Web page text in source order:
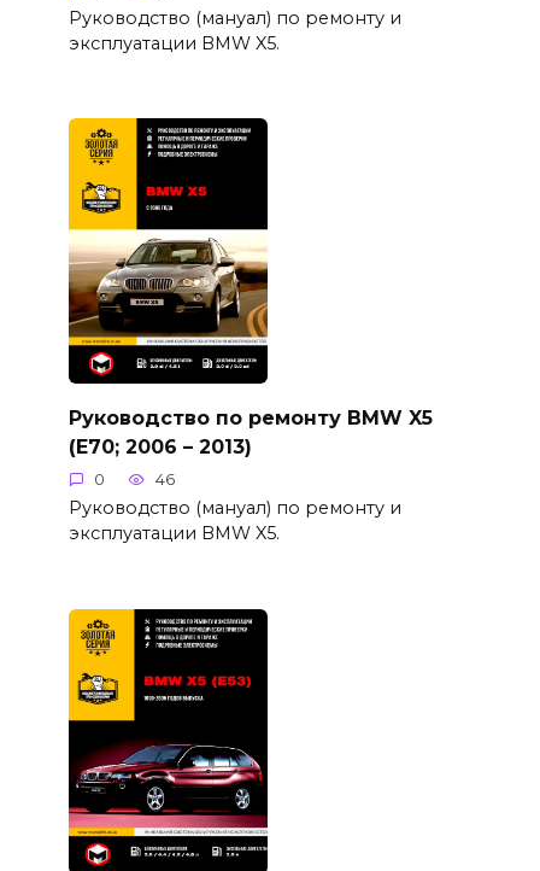
Руководство (мануал) по ремонту и
эксплуатации BMW X5.
Руководство по ремонту BMW X5
(E70; 2006 – 2013)
0 46
Руководство (мануал) по ремонту и
эксплуатации BMW X5.